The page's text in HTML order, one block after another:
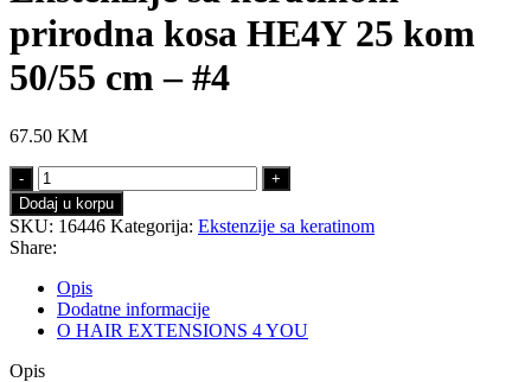
prirodna kosa HE4Y 25 kom
50/55 cm – #4
67.50 KM
Ekstenzije
sa
keratinom
prirodna
kosa
HE4Y
25
kom
50/55
cm
Dodaj u korpu
SKU: 16446 Kategorija: Ekstenzije sa keratinom
Share:
Opis
Dodatne informacije
O HAIR EXTENSIONS 4 YOU
Opis